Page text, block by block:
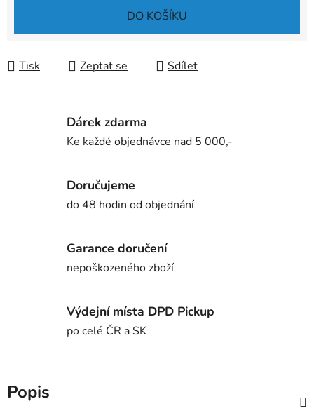
DO KOŠÍKU
Tisk Zeptat se Sdílet
Dárek zdarma
Ke každé objednávce nad 5 000,-
Doručujeme
do 48 hodin od objednání
Garance doručení
nepoškozeného zboží
Výdejní místa DPD Pickup
po celé ČR a SK
Popis